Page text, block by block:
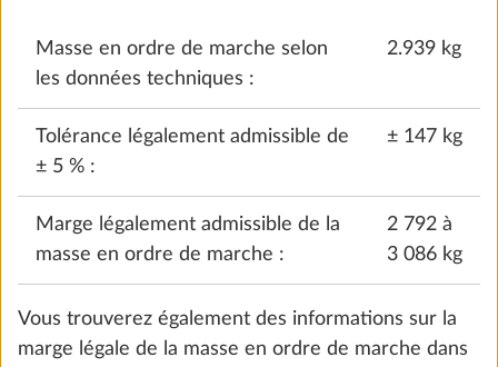
Réduction à trois sièges approuvés
0,0 kg
0 €
Ajouter
Masse en ordre de marche selon
les données techniques :
2.939 kg
Tolérance légalement admissible de
± 5 % :
± 147 kg
Marge légalement admissible de la
masse en ordre de marche :
2 792 à
3 086 kg
Vous trouverez également des informations sur la
marge légale de la masse en ordre de marche dans